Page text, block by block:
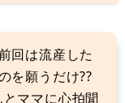
回は流産した
を願うだけ??
ママに心拍聞